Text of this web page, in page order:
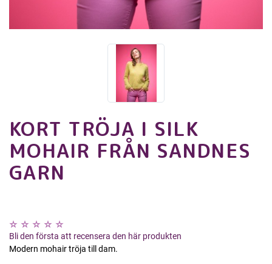
KORT TRÖJA I SILK
MOHAIR FRÅN SANDNES
GARN
Bli den första att recensera den här produkten
Modern mohair tröja till dam.